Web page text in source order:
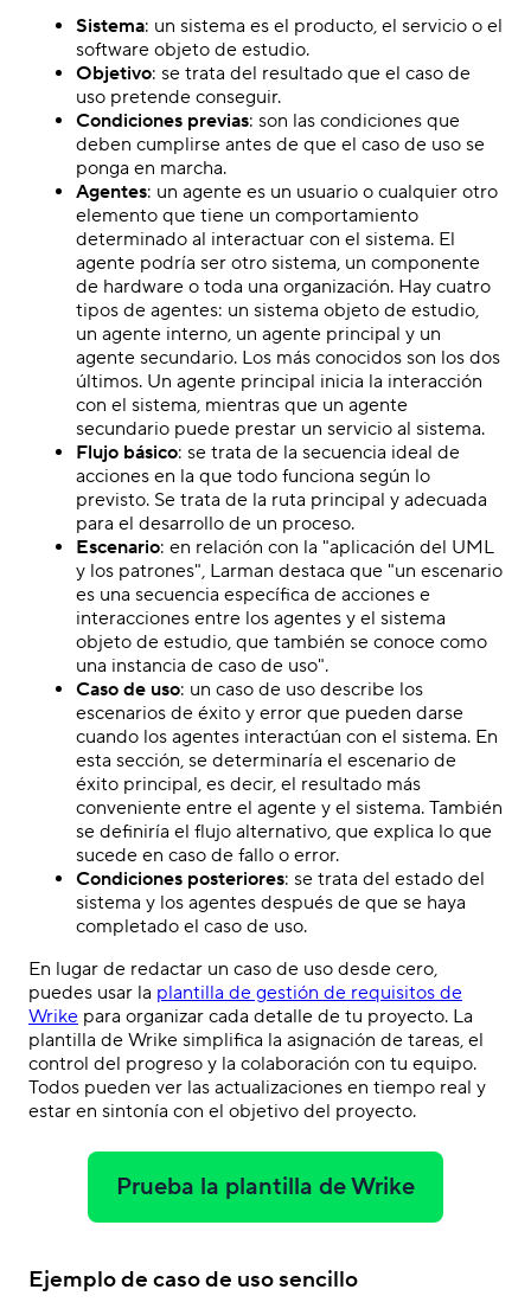
Sistema: un sistema es el producto, el servicio o el
software objeto de estudio.
Objetivo: se trata del resultado que el caso de
uso pretende conseguir.
Condiciones previas: son las condiciones que
deben cumplirse antes de que el caso de uso se
ponga en marcha.
Agentes: un agente es un usuario o cualquier otro
elemento que tiene un comportamiento
determinado al interactuar con el sistema. El
agente podría ser otro sistema, un componente
de hardware o toda una organización. Hay cuatro
tipos de agentes: un sistema objeto de estudio,
un agente interno, un agente principal y un
agente secundario. Los más conocidos son los dos
últimos. Un agente principal inicia la interacción
con el sistema, mientras que un agente
secundario puede prestar un servicio al sistema.
Flujo básico: se trata de la secuencia ideal de
acciones en la que todo funciona según lo
previsto. Se trata de la ruta principal y adecuada
para el desarrollo de un proceso.
Escenario: en relación con la "aplicación del UML
y los patrones", Larman destaca que "un escenario
es una secuencia específica de acciones e
interacciones entre los agentes y el sistema
objeto de estudio, que también se conoce como
una instancia de caso de uso".
Caso de uso: un caso de uso describe los
escenarios de éxito y error que pueden darse
cuando los agentes interactúan con el sistema. En
esta sección, se determinaría el escenario de
éxito principal, es decir, el resultado más
conveniente entre el agente y el sistema. También
se definiría el flujo alternativo, que explica lo que
sucede en caso de fallo o error.
Condiciones posteriores: se trata del estado del
sistema y los agentes después de que se haya
completado el caso de uso.
En lugar de redactar un caso de uso desde cero,
puedes usar la plantilla de gestión de requisitos de
Wrike para organizar cada detalle de tu proyecto. La
plantilla de Wrike simplifica la asignación de tareas, el
control del progreso y la colaboración con tu equipo.
Todos pueden ver las actualizaciones en tiempo real y
estar en sintonía con el objetivo del proyecto.
Prueba la plantilla de Wrike
Ejemplo de caso de uso sencillo